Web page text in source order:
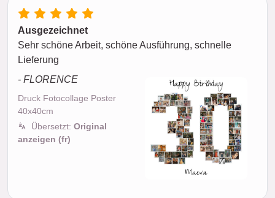
Ausgezeichnet
Sehr schöne Arbeit, schöne Ausführung, schnelle
Lieferung
- FLORENCE
Druck Fotocollage Poster
40x40cm
Übersetzt: Original
anzeigen (fr)